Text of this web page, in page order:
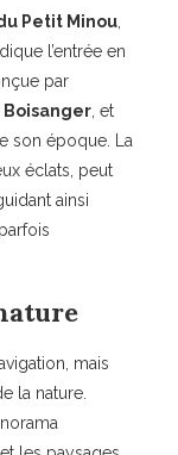
Petit Minou
l’entrée en
par
, et
son époque. La
éclats, peut
ainsi
mais
la nature.